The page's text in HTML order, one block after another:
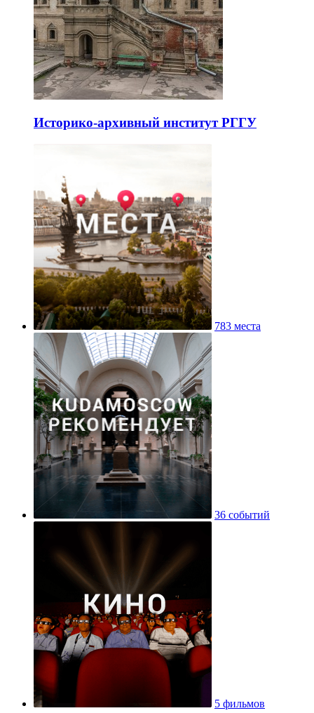
Историко-архивный институт РГГУ
783 места
36 событий
5 фильмов